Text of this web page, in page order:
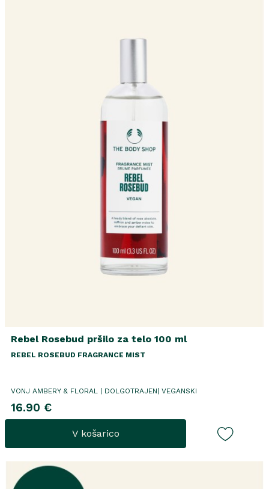
Rebel Rosebud pršilo za telo 100 ml
REBEL ROSEBUD FRAGRANCE MIST
VONJ AMBERY & FLORAL | DOLGOTRAJEN| VEGANSKI
16.90 €
V košarico